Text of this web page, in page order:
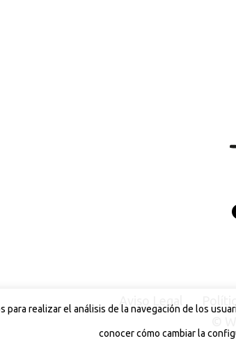
Aviso Legal
para realizar el análisis de la navegación de los
conocer cómo cambiar la